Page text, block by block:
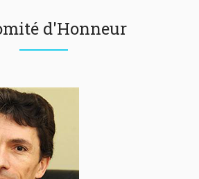
d'Honneur